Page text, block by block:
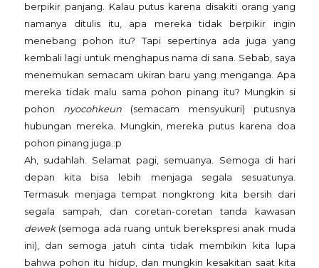
berpikir panjang. Kalau putus karena disakiti orang yang
namanya ditulis itu, apa mereka tidak berpikir ingin
menebang pohon itu? Tapi sepertinya ada juga yang
kembali lagi untuk menghapus nama di sana. Sebab, saya
menemukan semacam ukiran baru yang menganga. Apa
mereka tidak malu sama pohon pinang itu? Mungkin si
pohon nyocohkeun (semacam mensyukuri) putusnya
hubungan mereka. Mungkin, mereka putus karena doa
pohon pinang juga.:p
Ah, sudahlah. Selamat pagi, semuanya. Semoga di hari
depan kita bisa lebih menjaga segala sesuatunya.
Termasuk menjaga tempat nongkrong kita bersih dari
segala sampah, dan coretan-coretan tanda kawasan
dewek (semoga ada ruang untuk berekspresi anak muda
ini),
dan semoga jatuh cinta tidak membikin kita lupa
bahwa pohon itu hidup, dan mungkin kesakitan saat kita